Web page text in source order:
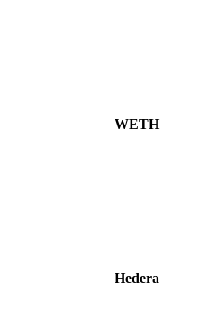
WETH
Hedera